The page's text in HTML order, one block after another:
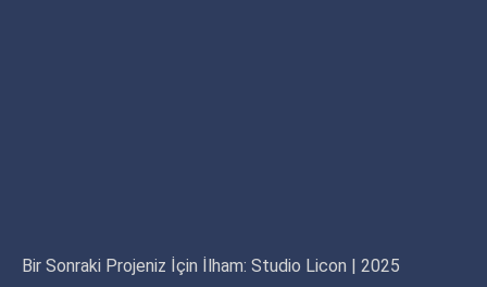
Bir Sonraki Projeniz İçin İlham: Studio Licon | 2025